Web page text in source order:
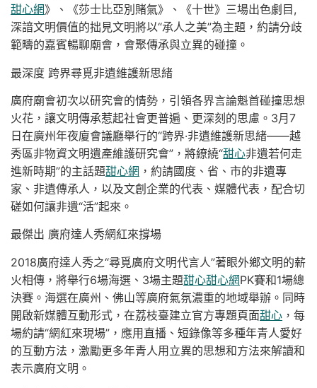
甜心網》、《莎士比亞別賭氣》、《十世》三場出色劇目,
深諳文明價值的拙見文明將以“承人之美”為主題，約請分歧
範疇的嘉賓暢聊廟會，會聚傳承與立異的碰撞。
最深度 跨界尋覓非遺維護新思緒
廣府廟會初次以研究會的情勢，引領各界言論魁首碰撞思想
火花，讓文明傳承惹起社會更普遍、更深刻的思慮。3月7
日在廣州年夜廈會議廳舉行的“跨界·非遺維護新思緒——越
秀區非物資文明遺產維護研究會”，將繚繞“甜心非遺若何走
進新時期”的主話題甜心網 ，約請國度、省、市的非遺專
家、非遺傳承人，以及文創企業的代表、媒體代表，配合切
磋如何讓非遺“活”起來。
最傑出 廣府達人秀網紅來撐場
2018廣府達人秀之“尋覓廣府文明代言人”著眼外鄉文明的薪
火相傳，將舉行6場海選、3場主題甜心甜心網PK賽和1場總
決賽。海選在廣州、佛山等廣府氣氛濃重的地域舉辦。同時
開啟新媒體互動形式，在荔枝臺建立官方專題頁面甜心 ，每
場約請“網紅來現場”，應用直播、短錄像等多種年青人愛好
的互動方法，激勵更多年青人用立異的思想和方法來解讀和
表示廣府文明。